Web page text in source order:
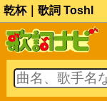
乾杯｜歌詞 Toshl